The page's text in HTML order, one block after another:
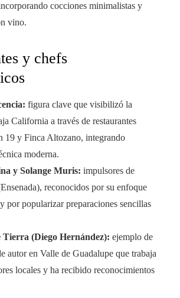
cocciones minimalistas y
vino.
y chefs
figura clave que visibilizó la
California a través de restaurantes
19 y Finca Altozano, integrando
moderna.
y Solange Muris: impulsores de
reconocidos por su enfoque
por popularizar preparaciones sencillas
Tierra (Diego Hernández): ejemplo de
autor en Valle de Guadalupe que trabaja
locales y ha recibido reconocimientos